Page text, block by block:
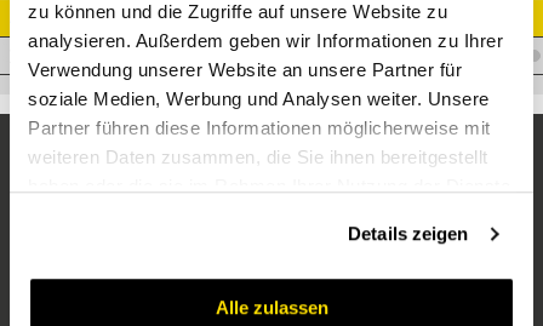
zu können und die Zugriffe auf unsere Website zu
analysieren. Außerdem geben wir Informationen zu Ihrer
Verwendung unserer Website an unsere Partner für
soziale Medien, Werbung und Analysen weiter. Unsere
Partner führen diese Informationen möglicherweise mit
weiteren Daten zusammen, die Sie ihnen bereitgestellt
Details zeigen
Alle zulassen
Artikel Nr.
V.XKORDL12/10VA